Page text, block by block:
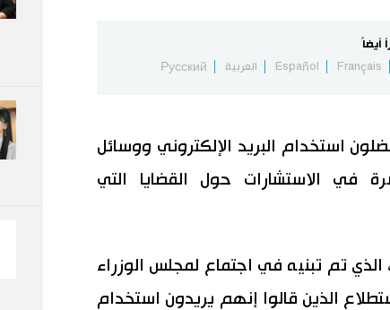
أيضاً
Français
Español العربية Русский
استخدام البريد الإلكتروني ووسائل
في الاستشارات حول القضايا التي
والشباب، الذي تم تبنيه في اجتماع لمجلس الوزراء
الذين قالوا إنهم يريدون استخدام